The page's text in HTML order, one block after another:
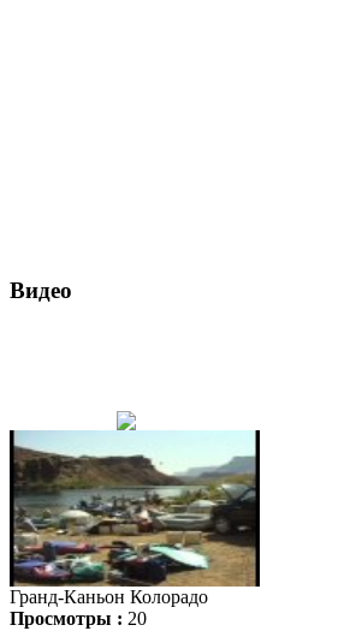
Видео
Гранд-Каньон Колорадо
Просмотры : 20